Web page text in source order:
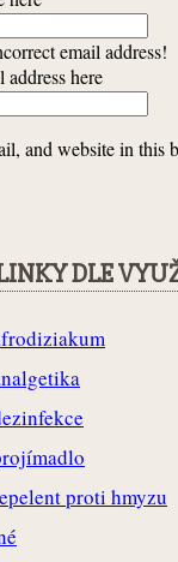
email address!
address here
and website in this
DLE
proti hmyzu